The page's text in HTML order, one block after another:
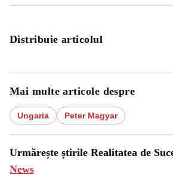
Distribuie articolul
Mai multe articole despre
Ungaria Peter Magyar
Urmărește știrile Realitatea de
News